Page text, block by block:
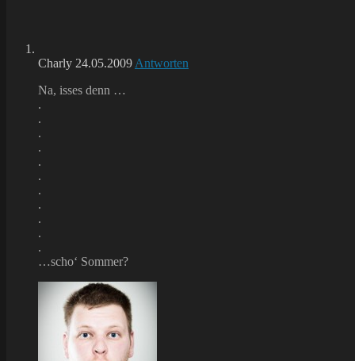
Charly 24.05.2009 Antworten
Na, isses denn …
.
.
.
.
.
.
.
.
.
.
.
…scho‘ Sommer?